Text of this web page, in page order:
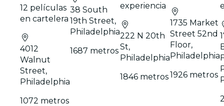
12 películas
en cartelera
4012
Walnut
Street,
Philadelphia
1072 metros
38 South
19th Street,
Philadelphia
1687 metros
experiencia
222 N 20th
St,
Philadelphia
1846 metros
1735 Market
Street 52nd
Floor,
Philadelphia
1926 metros